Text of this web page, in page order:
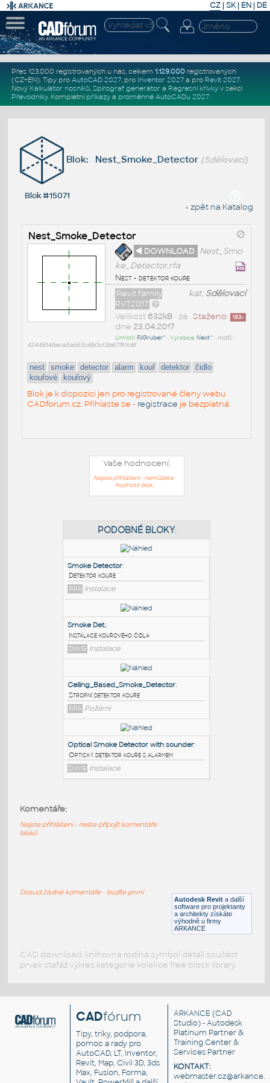
CZ | SK| EN | DE
Přes 123.000 registrovaných u nás, celkem 1.129.000registrovaných
(CZ+EN). Tipy pro AutoCAD 2027, pro Inventor 2027a pro Revit 2027.
Nový Kalkulátor nosníků, Spirograf generátor a Regresní křivkyv sekci
Převodníky. Kompletní příkazya proměnné AutoCADu 2027.
Blok: Nest_Smoke_Detector (Sdělovací)
Blok #15071
« zpět na Katalog
Nest_Smoke_Detector
◄ DOWNLOAD Nest_Smo
ke_Detector.rfa
Nest - detektor kouře
kat:Sdělovací
Revit family
RVT2017
Staženo: 183x
Velikost 632kB• ze
dne 23.04.2017
Umístil: PJGruber^ • Výrobce: Nest^ • md5:
42448146eca5a663c6b0cf3b67741c8f
nest smoke detector alarm kouř detektor
čidlo
kouřové
kouřový
Blok je k dispozici jen pro registrované členy webu
CADforum.cz. Přihlaste se - registrace je bezplatná.
Vaše hodnocení:
Nejste přihlášeni - nemůžete
hodnotit blok
Smoke Detector:
Detektor kouře
RFA Instalace
Smoke Det.:
Instalace kouřového čidla
DWG Instalace
Optický detektor kouře s alarmem
Autodesk Revit a další
software pro projektanty
a architekty získáte
výhodně u firmy
ARKANCE
Komentáře:
Nejste přihlášeni - nelze připojit komentáře
bloků
Dosud žádné komentáře - buďte první
CAD download: knihovna rodina symbol detail součást
prvek stafáž výkres kategorie kolekce free block library
CADfórum
Tipy, triky, podpora,
pomoc a rady pro
AutoCAD, LT, Inventor,
Revit, Map, Civil 3D, 3ds
Max, Fusion, Forma,
ARKANCE (CAD
Studio) - Autodesk
Platinum Partner &
Training Center &
Services Partner
KONTAKT: